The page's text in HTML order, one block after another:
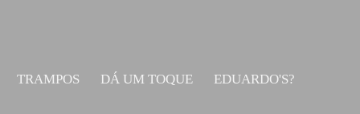
TRAMPOS DÁ UM TOQUE EDUARDO'S?